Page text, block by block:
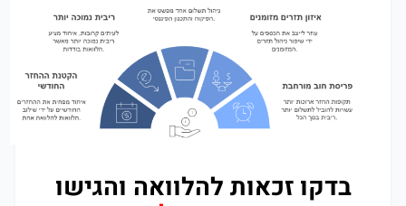
בדקו זכאות להלוואה והגישו